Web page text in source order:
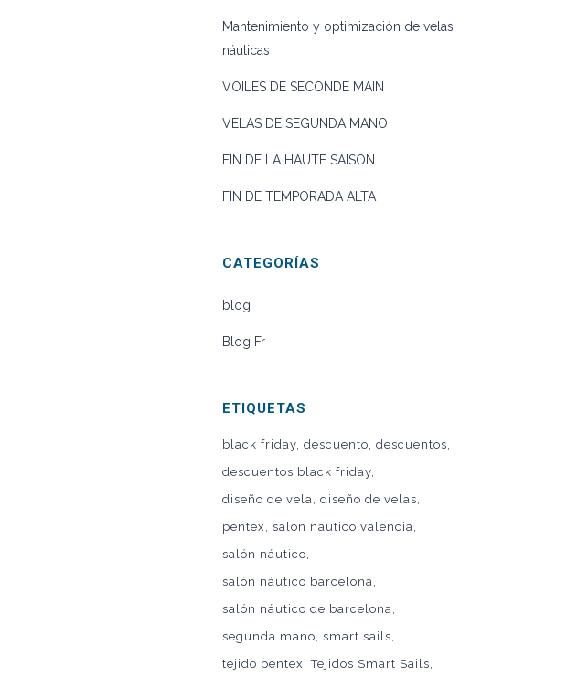
Mantenimiento y optimización de velas
náuticas
VOILES DE SECONDE MAIN
VELAS DE SEGUNDA MANO
FIN DE LA HAUTE SAISON
FIN DE TEMPORADA ALTA
CATEGORÍAS
blog
Blog Fr
ETIQUETAS
black friday descuento descuentos
descuentos black friday
diseño de vela diseño de velas
pentex
salon nautico valencia
salón náutico
salón náutico barcelona
salón náutico de barcelona
segunda mano smart sails
tejido pentex
Tejidos Smart Sails